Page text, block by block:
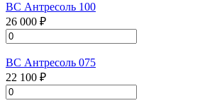
ВС Антресоль 100
26 000 ₽
ВС Антресоль 075
22 100 ₽